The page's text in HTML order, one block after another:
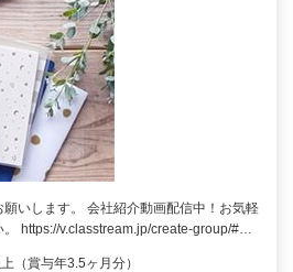
いします。 会社紹介動画配信中！お気軽
。 https://v.classtream.jp/create-group/#…
（賞与年3.5ヶ月分）